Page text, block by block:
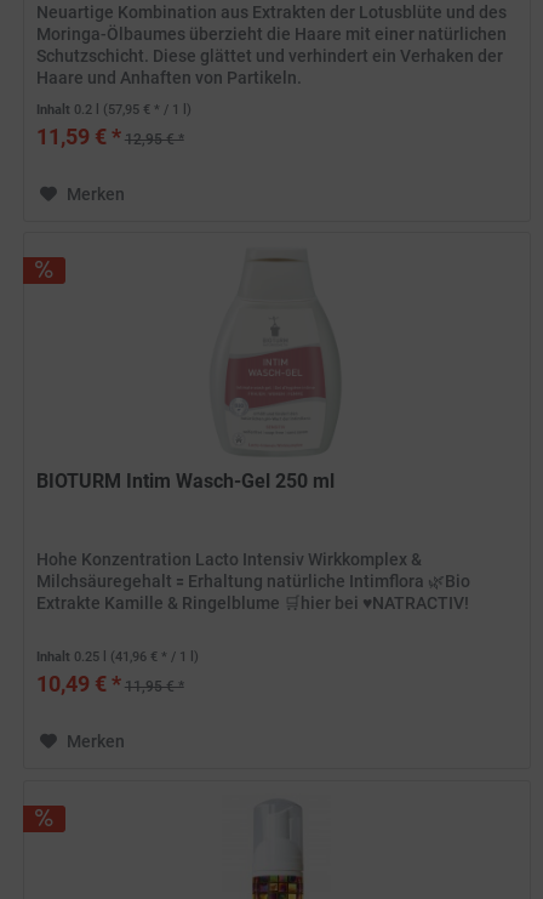
Neuartige Kombination aus Extrakten der Lotusblüte und des
Moringa-Ölbaumes überzieht die Haare mit einer natürlichen
Schutzschicht. Diese glättet und verhindert ein Verhaken der
Haare und Anhaften von Partikeln.
Inhalt 0.2 l (57,95 € * / 1 l)
11,59 € * 12,95 € *
Merken
BIOTURM Intim Wasch-Gel 250 ml
Hohe Konzentration Lacto Intensiv Wirkkomplex &
Milchsäuregehalt 🟰 Erhaltung natürliche Intimflora 🌿Bio
Extrakte Kamille & Ringelblume 🛒hier bei ♥️NATRACTIV!
Inhalt 0.25 l (41,96 € * / 1 l)
10,49 € * 11,95 € *
Merken